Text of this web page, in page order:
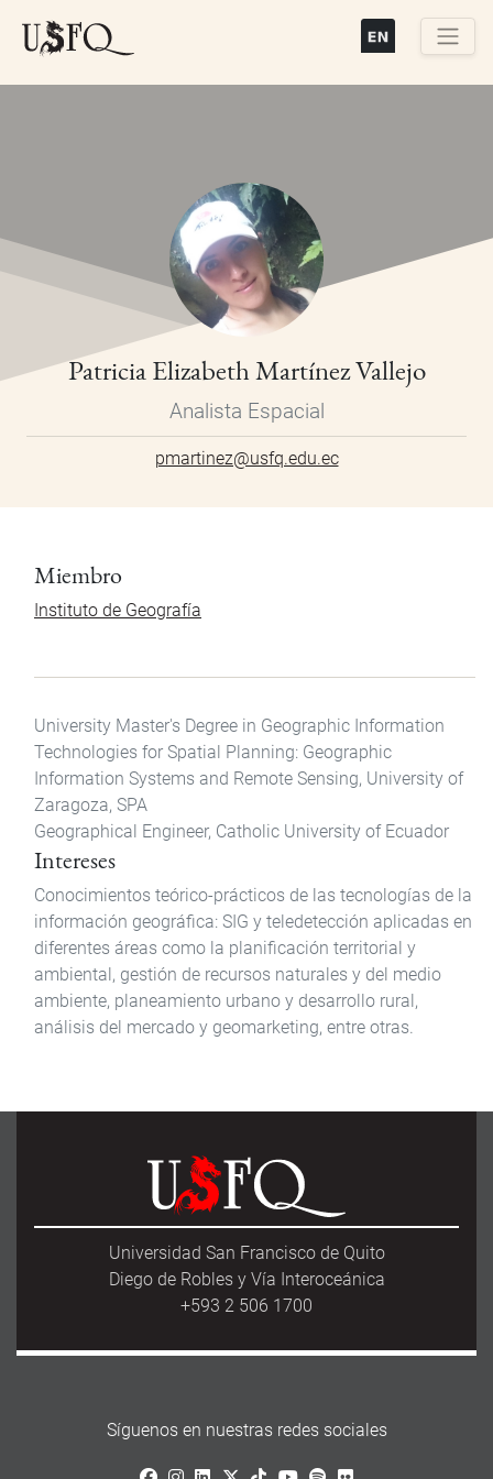
Patricia Elizabeth Martínez Vallejo
Analista Espacial
pmartinez@usfq.edu.ec
Miembro
Instituto de Geografía
University Master's Degree in Geographic Information
Technologies for Spatial Planning: Geographic
Information Systems and Remote Sensing, University of
Zaragoza, SPA
Geographical Engineer, Catholic University of Ecuador
Intereses
Conocimientos teórico-prácticos de las tecnologías de la
información geográfica: SIG y teledetección aplicadas en
diferentes áreas como la planificación territorial y
ambiental, gestión de recursos naturales y del medio
ambiente, planeamiento urbano y desarrollo rural,
análisis del mercado y geomarketing, entre otras.
Universidad San Francisco de Quito
Diego de Robles y Vía Interoceánica
+593 2 506 1700
Síguenos en nuestras redes sociales